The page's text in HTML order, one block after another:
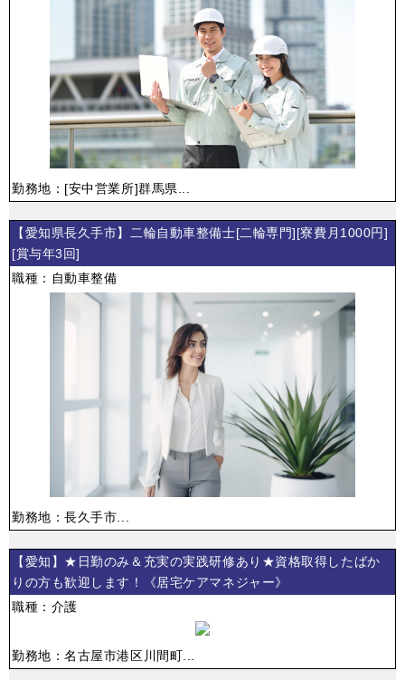
勤務地：[安中営業所]群馬県...
【愛知県長久手市】二輪自動車整備士[二輪専門][寮費月1000円]
[賞与年3回]
職種：自動車整備
勤務地：長久手市...
【愛知】★日勤のみ＆充実の実践研修あり★資格取得したばか
りの方も歓迎します！《居宅ケアマネジャー》
職種：介護
勤務地：名古屋市港区川間町...